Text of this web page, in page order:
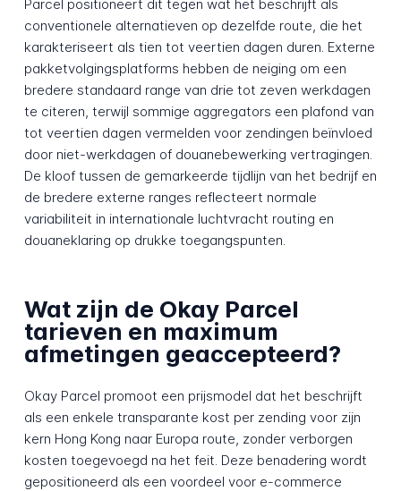
Parcel positioneert dit tegen wat het beschrijft als
conventionele alternatieven op dezelfde route, die het
karakteriseert als tien tot veertien dagen duren. Externe
pakketvolgingsplatforms hebben de neiging om een
bredere standaard range van drie tot zeven werkdagen
te citeren, terwijl sommige aggregators een plafond van
tot veertien dagen vermelden voor zendingen beïnvloed
door niet-werkdagen of douanebewerking vertragingen.
De kloof tussen de gemarkeerde tijdlijn van het bedrijf en
de bredere externe ranges reflecteert normale
variabiliteit in internationale luchtvracht routing en
douaneklaring op drukke toegangspunten.
Wat zijn de Okay Parcel
tarieven en maximum
afmetingen geaccepteerd?
Okay Parcel promoot een prijsmodel dat het beschrijft
als een enkele transparante kost per zending voor zijn
kern Hong Kong naar Europa route, zonder verborgen
kosten toegevoegd na het feit. Deze benadering wordt
gepositioneerd als een voordeel voor e-commerce